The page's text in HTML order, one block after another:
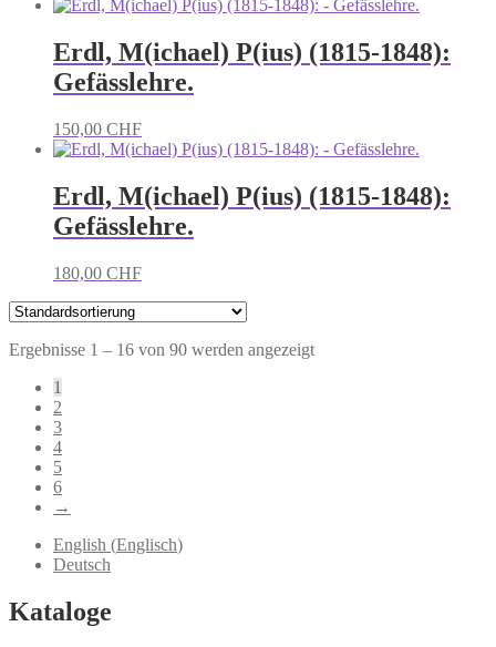
Erdl, M(ichael) P(ius) (1815-1848):
Gefässlehre.
150,00 CHF
Erdl, M(ichael) P(ius) (1815-1848):
Gefässlehre.
180,00 CHF
Ergebnisse 1 – 16 von 90 werden angezeigt
1
2
3
4
5
6
→
English (Englisch)
Deutsch
Kataloge